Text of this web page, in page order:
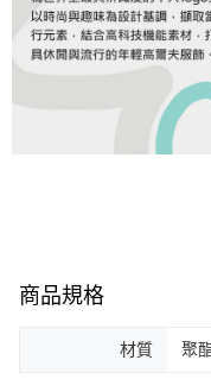
商品規格
材質 聚